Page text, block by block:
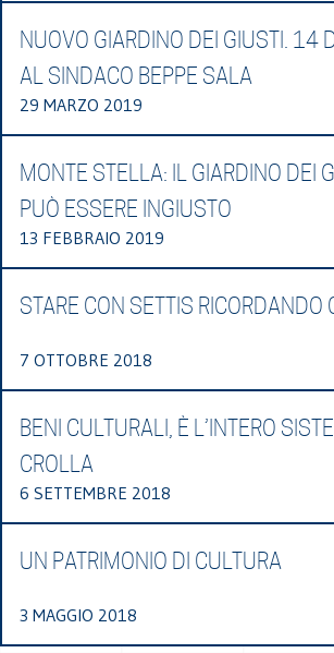
NUOVO GIARDINO DEI GIUSTI. 14
AL SINDACO BEPPE SALA
29 MARZO 2019
MONTE STELLA: IL GIARDINO DEI
PUÒ ESSERE INGIUSTO
13 FEBBRAIO 2019
STARE CON SETTIS RICORDANDO
7 OTTOBRE 2018
BENI CULTURALI, È L’INTERO
CROLLA
6 SETTEMBRE 2018
UN PATRIMONIO DI CULTURA
3 MAGGIO 2018